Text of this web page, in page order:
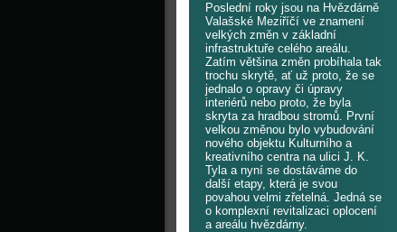
Poslední roky jsou na Hvězdárně
Valašské Meziříčí ve znamení
velkých změn v základní
infrastruktuře celého areálu.
Zatím většina změn probíhala tak
trochu skrytě, ať už proto, že se
jednalo o opravy či úpravy
interiérů nebo proto, že byla
skryta za hradbou stromů. První
velkou změnou bylo vybudování
nového objektu Kulturního a
kreativního centra na ulici J. K.
Tyla a nyní se dostáváme do
další etapy, která je svou
povahou velmi zřetelná. Jedná se
o komplexní revitalizaci oplocení
a areálu hvězdárny.